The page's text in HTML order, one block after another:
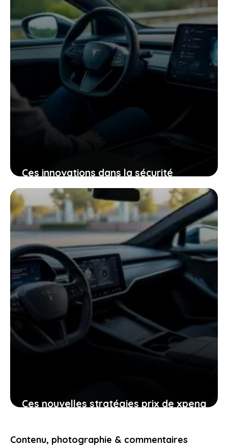
25 janvier 2026
Ces innovations dans la sécurité
électrique qui pourraient bien changer
votre expérience de conduite
25 janvier 2026
Ces nouvelles stratégies prix de xpeng
pourraient-elles vous intéresser
Contenu, photographie & commentaires